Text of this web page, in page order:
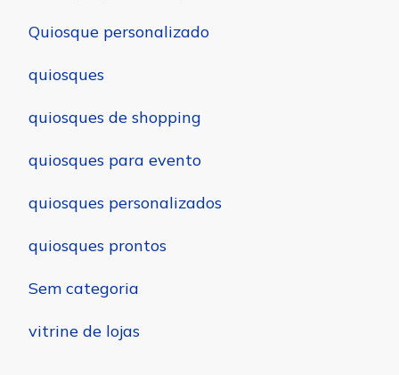
Quiosque personalizado
quiosques
quiosques de shopping
quiosques para evento
quiosques personalizados
quiosques prontos
Sem categoria
vitrine de lojas